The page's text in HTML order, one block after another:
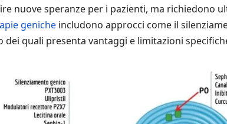
nuove speranze per i pazienti, ma richiedono
geniche includono approcci come il
dei quali presenta vantaggi e limitazioni